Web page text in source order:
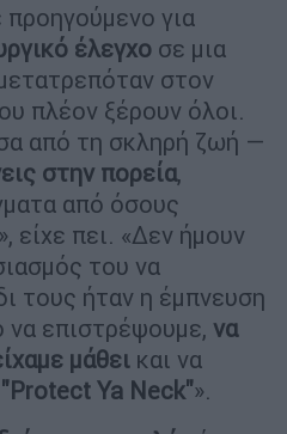
για
έλεγχο σε μια
στον
πλέον ξέρουν όλοι.
από τη σκληρή ζωή —
στην πορεία,
από όσους
είχε πει. «Δεν ήμουν
του να
τους ήταν η έμπνευση
επιστρέψουμε, να
μάθει και να
"Protect Ya Neck"».